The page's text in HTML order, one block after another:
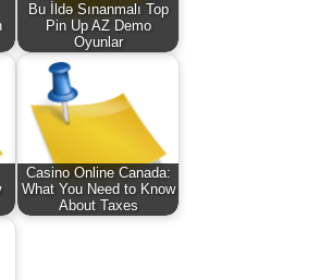
Bu İldə Sınanmalı Top
Pin Up AZ Demo
Oyunlar
Casino Online Canada:
What You Need to Know
About Taxes